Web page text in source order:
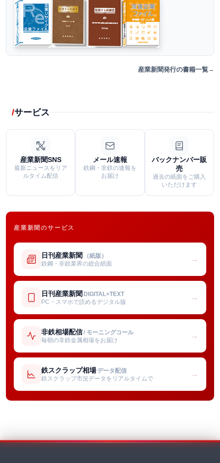
産業新聞発行の書籍一覧
サービス
産業新聞SNS
最新ニュースをリア
ルタイム配信
メール速報
鉄鋼・非鉄の速報を
お届け
バックナンバー販
売
過去の紙面をご購入
いただけます
産業新聞のサービス
日刊産業新聞 （紙版）
鉄鋼・非鉄業界の総合紙面
→
日刊産業新聞 DIGITAL+TEXT
PC・スマホで読めるデジタル版
→
非鉄相場配信/ モーニングコール
毎朝の非鉄金属相場をお届け
→
鉄スクラップ相場 データ配信
鉄スクラップ市況データをリアルタイムで
→